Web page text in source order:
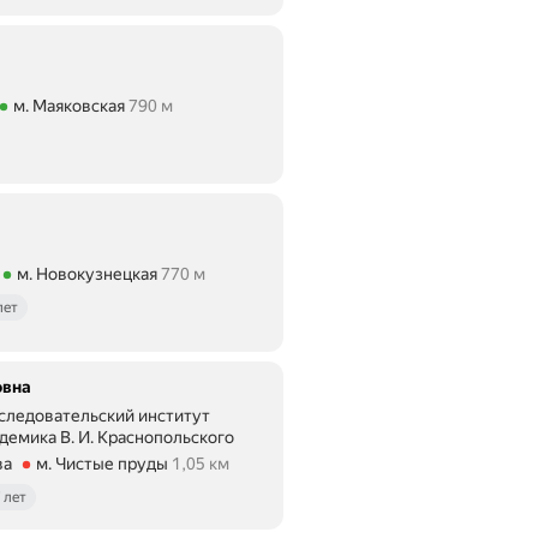
е
у
о
в
о
м
м. Маяковская 790 м
770 м
м. Новокузнецкая 770 м
институт
В. И. Краснопольского
1,05 км
м. Чистые пруды 1,05 км